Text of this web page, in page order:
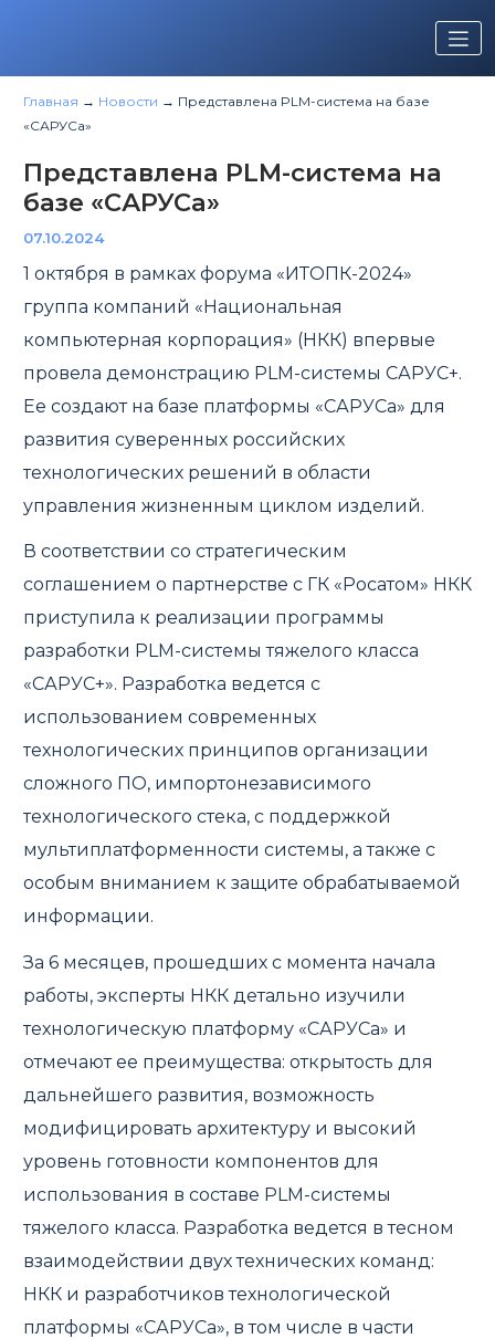
Главная → Новости → Представлена PLM-система на базе
«САРУСа»
Представлена PLM-система на
базе «САРУСа»
07.10.2024
1 октября в рамках форума «ИТОПК-2024»
группа компаний «Национальная
компьютерная корпорация» (НКК) впервые
провела демонстрацию PLM-системы САРУС+.
Ее создают на базе платформы «САРУСа» для
развития суверенных российских
технологических решений в области
управления жизненным циклом изделий.
В соответствии со стратегическим
соглашением о партнерстве с ГК «Росатом» НКК
приступила к реализации программы
разработки PLM-системы тяжелого класса
«САРУС+». Разработка ведется с
использованием современных
технологических принципов организации
сложного ПО, импортонезависимого
технологического стека, с поддержкой
мультиплатформенности системы, а также с
особым вниманием к защите обрабатываемой
информации.
За 6 месяцев, прошедших с момента начала
работы, эксперты НКК детально изучили
технологическую платформу «САРУСа» и
отмечают ее преимущества: открытость для
дальнейшего развития, возможность
модифицировать архитектуру и высокий
уровень готовности компонентов для
использования в составе PLM-системы
тяжелого класса. Разработка ведется в тесном
взаимодействии двух технических команд:
НКК и разработчиков технологической
платформы «САРУСа», в том числе в части